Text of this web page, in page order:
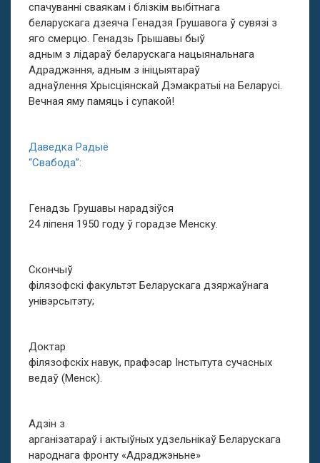
спачуванні сваякам і блізкім выбітнага
беларускага дзеяча Генадзя Грушавога ў сувязі з
яго смерцю. Генадзь Грышавы быў
адным з лідараў беларускага нацыянальнага
Адраджэння, адным з ініцыятараў
аднаўлення Хрысціянскай Дэмакратыі на Беларусі.
Вечная яму памяць і супакой!
Даведка Радыё
“Свабода”:
Генадзь Грушавы нарадзіўся
24 ліпеня 1950 году ў горадзе Менску.
Скончыў
філязофскі факультэт Беларускага дзяржаўнага
унівэрсытэту;
Доктар
філязофскіх навук, прафэсар Інстытута сучасных
ведаў (Менск).
Адзін з
арганізатараў і актыўных удзельнікаў Беларускага
народнага фронту «Адраджэньне»